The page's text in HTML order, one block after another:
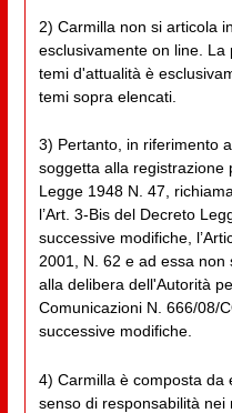
2) Carmilla non si articola
esclusivamente on line. La
temi d'attualità è
temi sopra elencati.
3) Pertanto, in riferimento
soggetta alla registrazione
Legge 1948 N. 47,
l’Art. 3-Bis del Decreto
successive modifiche,
2001, N. 62 e ad essa non
alla delibera dell'Autorità
Comunicazioni N. 666/08/
successive modifiche.
4) Carmilla è composta da
senso di responsabilità nei